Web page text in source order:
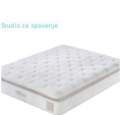
Studio za spavanje